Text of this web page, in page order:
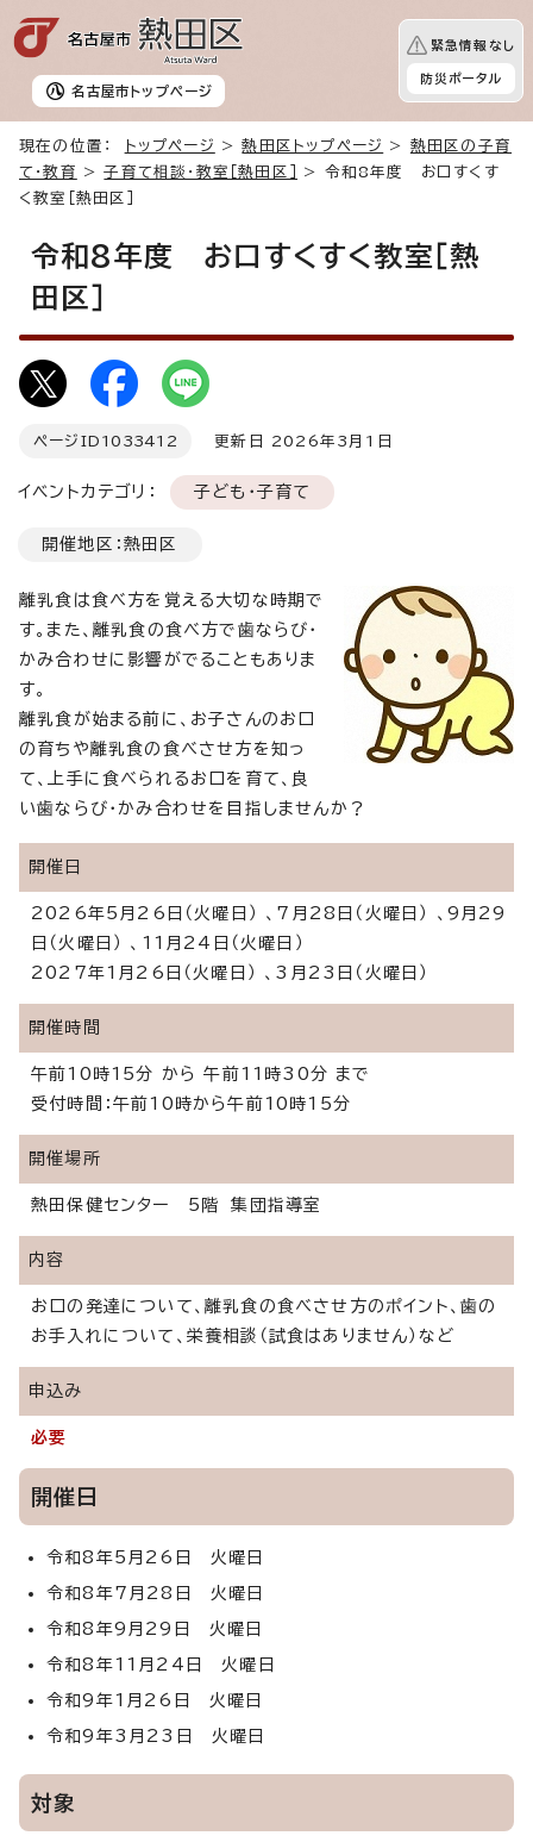
名古屋市 トップページ
緊急情報なし
防災ポータル
現在の位置： トップページ >熱田区トップページ > 熱田区の子育
て・教育
>子育て相談・教室［熱田区］
> 令和8年度 お口すくす
く教室［熱田区］
令和8年度 お口すくすく教室［熱
田区］
ページID 1033412 更新日 2026年3月1日
イベントカテゴリ： 子ども・子育て
開催地区：熱田区
離乳食は食べ方を覚える大切な時期で
す。また、離乳食の食べ方で歯ならび・
かみ合わせに影響がでることもありま
す。
離乳食が始まる前に、お子さんのお口
の育ちや離乳食の食べさせ方を知っ
て、上手に食べられるお口を育て、良
い歯ならび・かみ合わせを目指しませんか？
開催日
2026年5月26日（火曜日） 、7月28日（火曜日） 、9月29
日（火曜日） 、11月24日（火曜日）
2027年1月26日（火曜日） 、3月23日（火曜日）
開催時間
午前10時15分 から 午前11時30分 まで
受付時間：午前10時から午前10時15分
開催場所
熱田保健センター 5階 集団指導室
内容
お口の発達について、離乳食の食べさせ方のポイント、歯の
お手入れについて、栄養相談（試食はありません）など
申込み
必要
開催日
令和8年5月26日 火曜日
令和8年7月28日 火曜日
令和8年9月29日 火曜日
令和8年11月24日 火曜日
令和9年1月26日 火曜日
令和9年3月23日 火曜日
対象